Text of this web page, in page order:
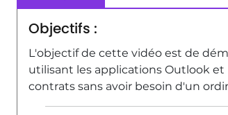
Objectifs :
L'objectif de cette vidéo est de
utilisant les applications Outlook
contrats sans avoir besoin d'un